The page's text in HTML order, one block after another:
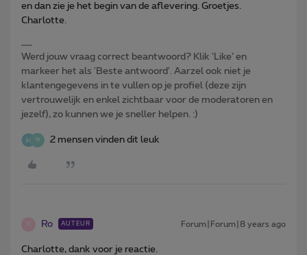
en dan zie je het begin van de aflevering. Groetjes.
Charlotte.
Werd jouw vraag correct beantwoord? Klik ‘Like’ en
markeer het als 'Beste antwoord'. Aarzel ook niet je
klantengegevens in te vullen op je profiel (deze zijn
vertrouwelijk en enkel zichtbaar voor de moderatoren en
jezelf), zo kunnen we je sneller helpen. :)
W 2 mensen vinden dit leuk
Ro AUTEUR Forum|Forum|8 years ago
Charlotte, dank voor je reactie.